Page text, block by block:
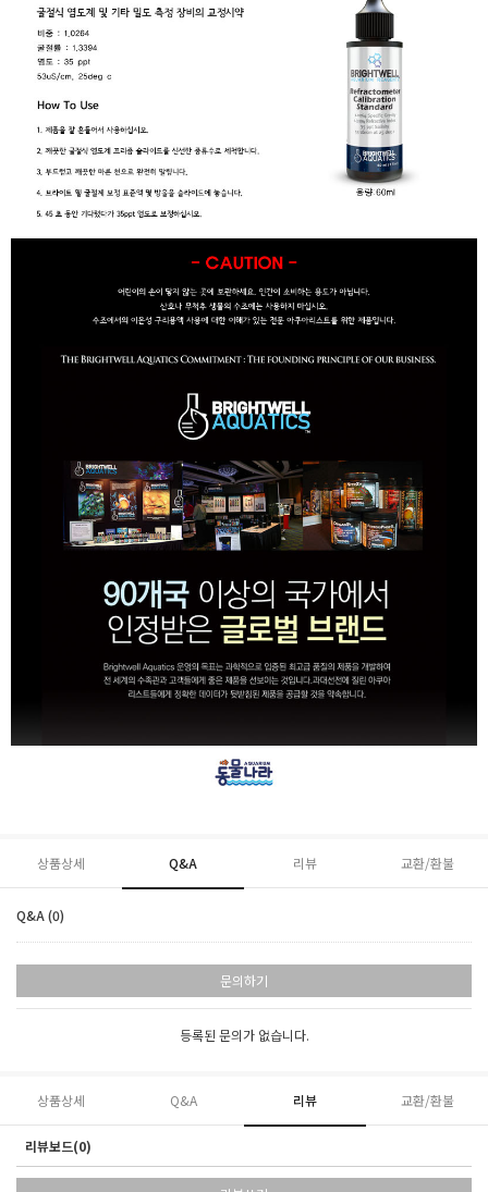
상품상세 Q&A 리뷰 교환/환불
Q&A (0)
문의하기
등록된 문의가 없습니다.
상품상세 Q&A 리뷰 교환/환불
리뷰보드(0)